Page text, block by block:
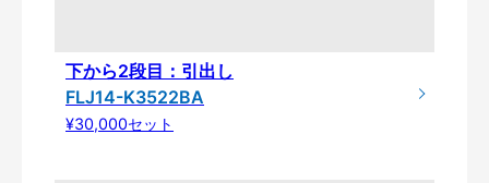
下から2段目：引出し
FLJ14-K3522BA
¥30,000セット